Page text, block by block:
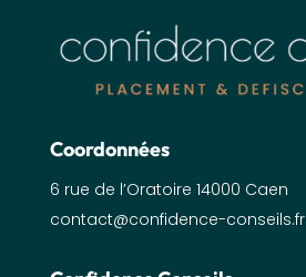
Coordonnées
6 rue de l’Oratoire 14000 Caen
contact@confidence-conseils.fr